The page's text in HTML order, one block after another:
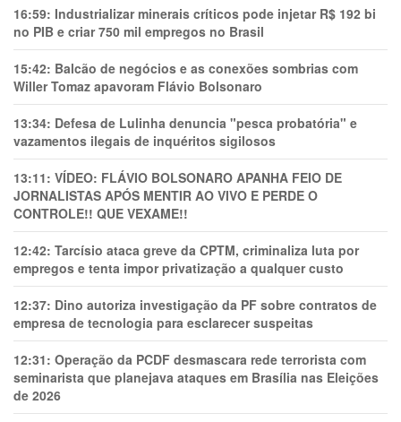
16:59: Industrializar minerais críticos pode injetar R$ 192 bi
no PIB e criar 750 mil empregos no Brasil
15:42: Balcão de negócios e as conexões sombrias com
Willer Tomaz apavoram Flávio Bolsonaro
13:34: Defesa de Lulinha denuncia "pesca probatória" e
vazamentos ilegais de inquéritos sigilosos
13:11: VÍDEO: FLÁVIO BOLSONARO APANHA FEIO DE
JORNALISTAS APÓS MENTIR AO VIVO E PERDE O
CONTROLE!! QUE VEXAME!!
12:42: Tarcísio ataca greve da CPTM, criminaliza luta por
empregos e tenta impor privatização a qualquer custo
12:37: Dino autoriza investigação da PF sobre contratos de
empresa de tecnologia para esclarecer suspeitas
12:31: Operação da PCDF desmascara rede terrorista com
seminarista que planejava ataques em Brasília nas Eleições
de 2026